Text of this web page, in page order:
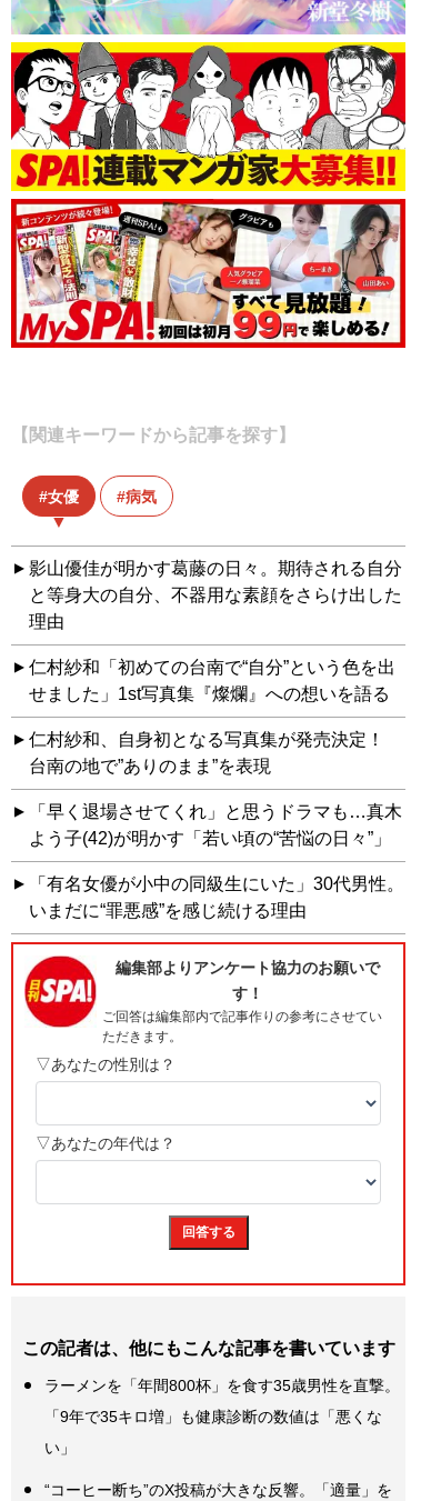
【関連キーワードから記事を探す】
女優 病気
影山優佳が明かす葛藤の日々。期待される自分
と等身大の自分、不器用な素顔をさらけ出した
理由
仁村紗和「初めての台南で“自分”という色を出
せました」1st写真集『燦爛』への想いを語る
仁村紗和、自身初となる写真集が発売決定！
台南の地で”ありのまま”を表現
「早く退場させてくれ」と思うドラマも…真木
よう子(42)が明かす「若い頃の“苦悩の日々”」
「有名女優が小中の同級生にいた」30代男性。
いまだに“罪悪感”を感じ続ける理由
この記者は、他にもこんな記事を書いています
ラーメンを「年間800杯」を食す35歳男性を直撃。
「9年で35キロ増」も健康診断の数値は「悪くな
い」
“コーヒー断ち”のX投稿が大きな反響。「適量」を